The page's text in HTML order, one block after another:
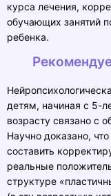
курса лечения,
обучающих занятий
ребенка.
детям, начиная с 5-
возрасту связано с
Научно доказано,
составить
реальные
структуре